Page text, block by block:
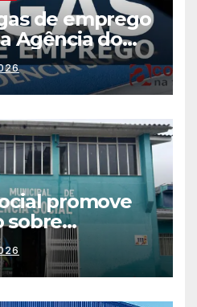
de emprego
Agência do
promove
sobre
a
e